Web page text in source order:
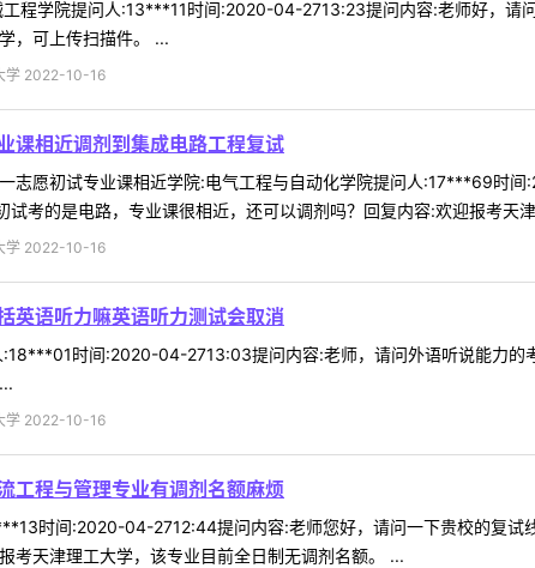
程学院提问人:13***11时间:2020-04-2713:23提问内容:老师好，请
，可上传扫描件。 ...
学 2022-10-16
课相近调剂到集成电路工程复试
志愿初试专业课相近学院:电气工程与自动化学院提问人:17***69时
试考的是电路，专业课很相近，还可以调剂吗？回复内容:欢迎报考天
学 2022-10-16
英语听力嘛英语听力测试会取消
时间:2020-04-2713:03提问内容:老师，请问外语听说能力的
学 2022-10-16
工程与管理专业有调剂名额麻烦
时间:2020-04-2712:44提问内容:老师您好，请问一下贵校的复试
考天津理工大学，该专业目前全日制无调剂名额。 ...